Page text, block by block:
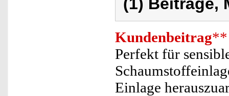
Kundenbeitrag**
Perfekt für
Einlage